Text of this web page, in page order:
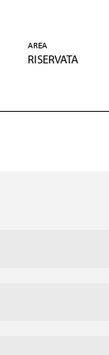
AREA
RISERVATA